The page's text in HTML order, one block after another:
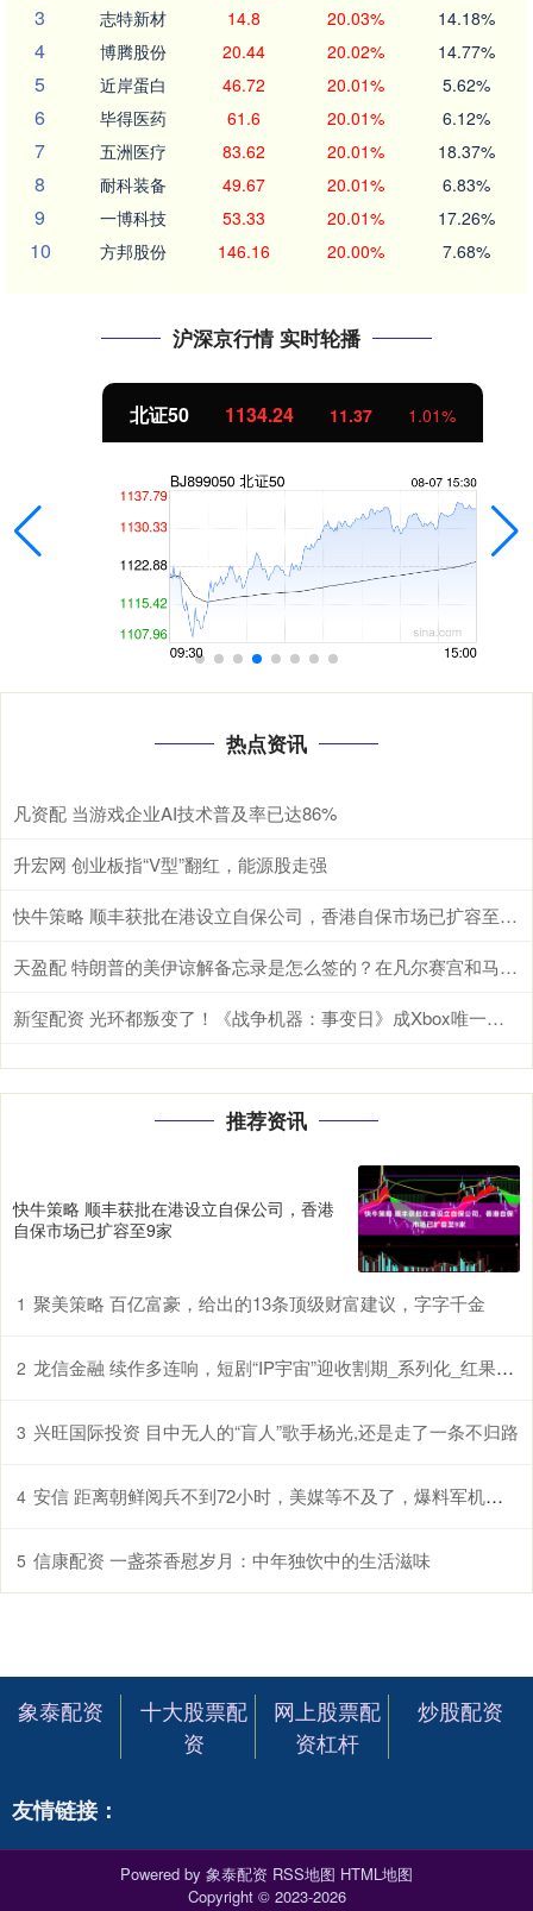
3 志特新材 14.8 20.03% 14.18%
4 博腾股份 20.44 20.02% 14.77%
5 近岸蛋白 46.72 20.01% 5.62%
6 毕得医药 61.6 20.01% 6.12%
7 五洲医疗 83.62 20.01% 18.37%
8 耐科装备 49.67 20.01% 6.83%
9 一博科技 53.33 20.01% 17.26%
10 方邦股份 146.16 20.00% 7.68%
沪深京行情 实时轮播
北证50 1134.24 11.37 1.01%
热点资讯
凡资配 当游戏企业AI技术普及率已达86%
升宏网 创业板指“V型”翻红，能源股走强
快牛策略 顺丰获批在港设立自保公司，香港自保市场已扩容至9家
天盈配 特朗普的美伊谅解备忘录是怎么签的？在凡尔赛宫和马克龙用餐时突提签署要求
新玺配资 光环都叛变了！《战争机器：事变日》成Xbox唯一独占大作
推荐资讯
快牛策略 顺丰获批在港设立自保公司，香港
自保市场已扩容至9家
1 聚美策略 百亿富豪，给出的13条顶级财富建议，字字千金
2 龙信金融 续作多连响，短剧“IP宇宙”迎收割期_系列化_红果_热度
3 兴旺国际投资 目中无人的“盲人”歌手杨光,还是走了一条不归路
4 安信 距离朝鲜阅兵不到72小时，美媒等不及了，爆料军机遭歼16挂弹驱离
5 信康配资 一盏茶香慰岁月：中年独饮中的生活滋味
象泰配资
十大股票配
资
网上股票配
资杠杆
炒股配资
友情链接：
Powered by 象泰配资 RSS地图 HTML地图
Copyright © 2023-2026